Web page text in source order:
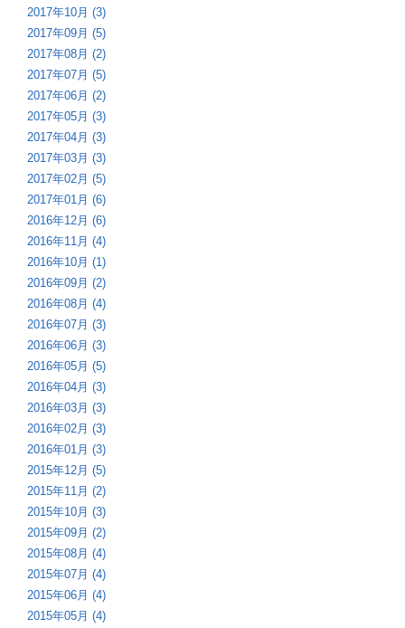
2017年10月 (3)
2017年09月 (5)
2017年08月 (2)
2017年07月 (5)
2017年06月 (2)
2017年05月 (3)
2017年04月 (3)
2017年03月 (3)
2017年02月 (5)
2017年01月 (6)
2016年12月 (6)
2016年11月 (4)
2016年10月 (1)
2016年09月 (2)
2016年08月 (4)
2016年07月 (3)
2016年06月 (3)
2016年05月 (5)
2016年04月 (3)
2016年03月 (3)
2016年02月 (3)
2016年01月 (3)
2015年12月 (5)
2015年11月 (2)
2015年10月 (3)
2015年09月 (2)
2015年08月 (4)
2015年07月 (4)
2015年06月 (4)
2015年05月 (4)